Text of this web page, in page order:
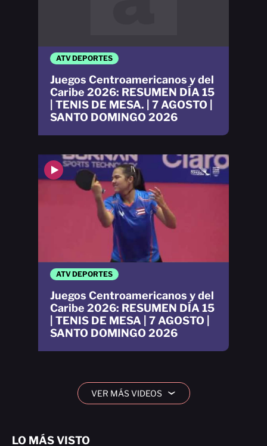
LO MÁS VISTO
ATV DEPORTES
Juegos Centroamericanos y del
Caribe 2026: RESUMEN DÍA 15
| TENIS DE MESA | 7 AGOSTO |
SANTO DOMINGO 2026
ATV DEPORTES
Juegos Centroamericanos y del
Caribe 2026: RESUMEN DÍA 15
| TENIS DE MESA. | 7 AGOSTO |
SANTO DOMINGO 2026
VER MÁS VIDEOS ›